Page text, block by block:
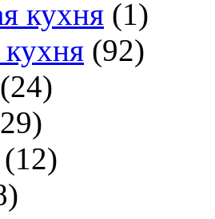
кухня (1)
кухня (92)
(24)
(12)